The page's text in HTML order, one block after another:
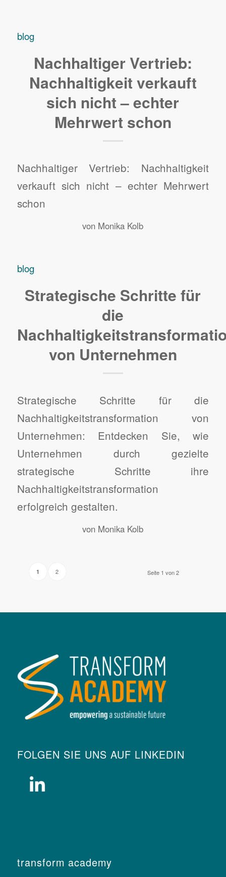
blog
Nachhaltiger Vertrieb:
Nachhaltigkeit verkauft
sich nicht – echter
Mehrwert schon
Nachhaltiger Vertrieb: Nachhaltigkeit
verkauft sich nicht – echter Mehrwert
schon
von Monika Kolb
blog
Strategische Schritte für
die
von Unternehmen
Strategische Schritte für die
Nachhaltigkeitstransformation von
Unternehmen: Entdecken Sie, wie
Unternehmen durch gezielte
strategische Schritte ihre
Nachhaltigkeitstransformation
erfolgreich gestalten.
von Monika Kolb
Seite 1 von 2
1 2
FOLGEN SIE UNS AUF LINKEDIN
transform academy